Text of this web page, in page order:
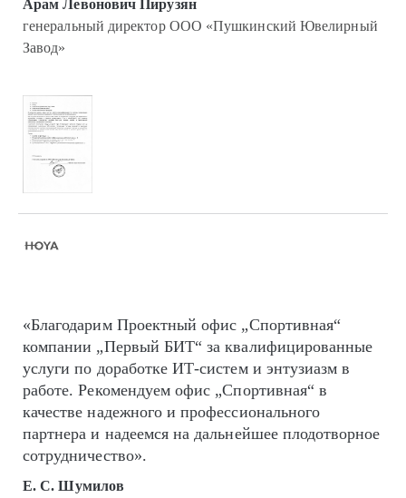
Арам Левонович Пирузян
генеральный директор ООО «Пушкинский Ювелирный
Завод»
«Благодарим Проектный офис „Спортивная“
компании „Первый БИТ“ за квалифицированные
услуги по доработке ИТ-систем и энтузиазм в
работе. Рекомендуем офис „Спортивная“ в
качестве надежного и профессионального
партнера и надеемся на дальнейшее плодотворное
сотрудничество».
Е. С. Шумилов